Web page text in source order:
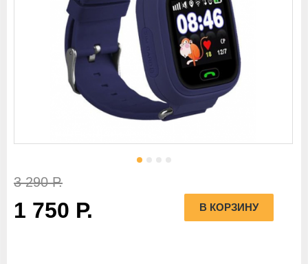
3 290 Р.
1 750 Р.